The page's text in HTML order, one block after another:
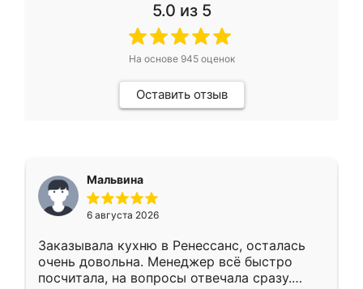
5.0 из 5
На основе 945оценок
Оставить отзыв
Мальвина
6 августа 2026
Заказывала кухню в Ренессанс, осталась
очень довольна. Менеджер всё быстро
посчитала, на вопросы отвечала сразу.